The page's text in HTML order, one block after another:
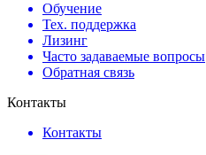
Обучение
Тех. поддержка
Лизинг
Часто задаваемые вопросы
Обратная связь
Контакты
Контакты